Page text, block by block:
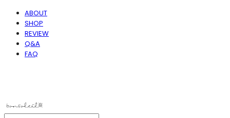
ABOUT
SHOP
REVIEW
Q&A
FAQ